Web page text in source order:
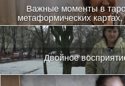
Важные моменты в
метаформических картах,
Двойное